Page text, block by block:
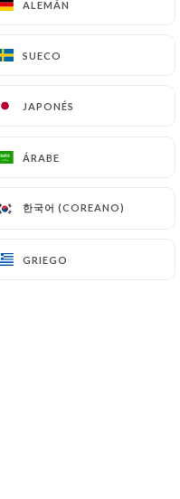
ALEMÁN
SUECO
JAPONÉS
ÁRABE
한국어 (COREANO)
GRIEGO
ALEMÁN
SUECO
JAPONÉS
ÁRABE
한국어 (COREANO)
GRIEGO